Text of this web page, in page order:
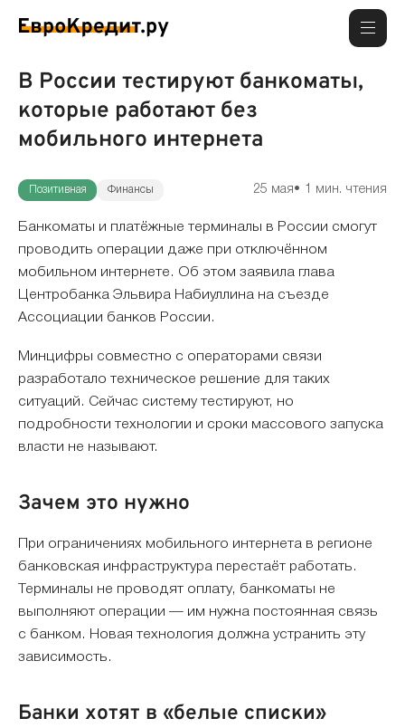
В России тестируют банкоматы,
которые работают без
мобильного интернета
Позитивная Финансы 25 мая 1 мин. чтения
Банкоматы и платёжные терминалы в России смогут
проводить операции даже при отключённом
мобильном интернете. Об этом заявила глава
Центробанка Эльвира Набиуллина на съезде
Ассоциации банков России.
Минцифры совместно с операторами связи
разработало техническое решение для таких
ситуаций. Сейчас систему тестируют, но
подробности технологии и сроки массового запуска
власти не называют.
Зачем это нужно
При ограничениях мобильного интернета в регионе
банковская инфраструктура перестаёт работать.
Терминалы не проводят оплату, банкоматы не
выполняют операции — им нужна постоянная связь
с банком. Новая технология должна устранить эту
зависимость.
Банки хотят в «белые списки»